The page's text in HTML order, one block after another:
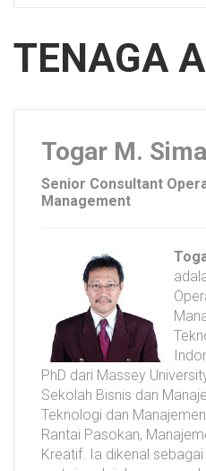
TENAGA
Togar M.
Senior Consultant
Management
PhD dari Massey
Sekolah Bisnis dan
Teknologi dan
Rantai Pasokan,
Kreatif. Ia dikenal